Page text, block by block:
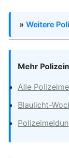
» Weitere
Mehr
Alle
Blaulicht-